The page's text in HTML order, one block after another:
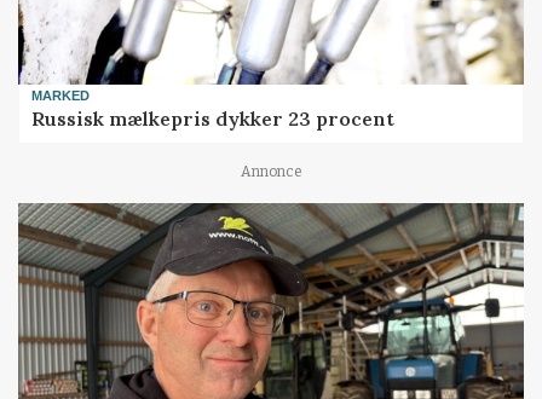
MARKED
Russisk mælkepris dykker 23 procent
Annonce